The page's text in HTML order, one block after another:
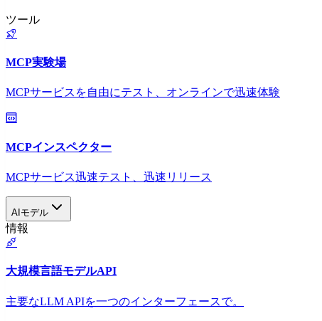
ツール
MCP実験場
MCPサービスを自由にテスト、オンラインで迅速体験
MCPインスペクター
MCPサービス迅速テスト、迅速リリース
AIモデル
情報
大規模言語モデルAPI
主要なLLM APIを一つのインターフェースで。